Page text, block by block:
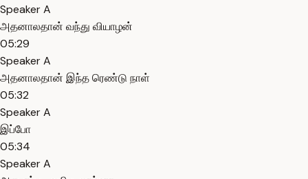
Speaker A
அதனாலதான் வந்து வியாழன்
05:29
Speaker A
அதனாலதான் இந்த ரெண்டு நாள்
05:32
Speaker A
இப்போ
05:34
Speaker A